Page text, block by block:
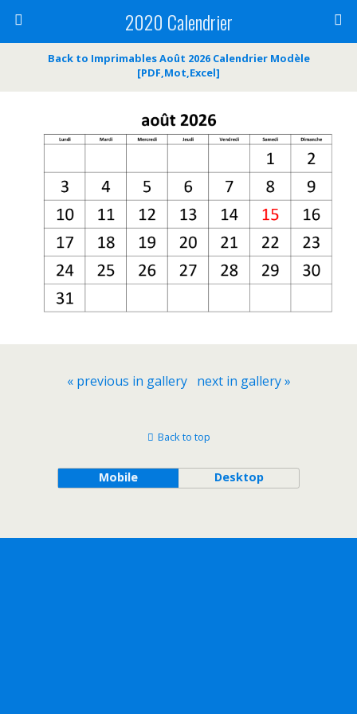
2020 Calendrier
Back to Imprimables Août 2026 Calendrier Modèle
[PDF,Mot,Excel]
« previous in gallery next in gallery »
Back to top
Mobile Desktop